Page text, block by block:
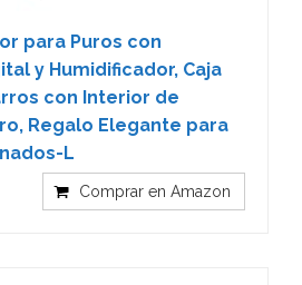
para Puros con
y Humidificador, Caja
con Interior de
Regalo Elegante para
L
Comprar en Amazon